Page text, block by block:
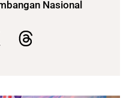
Nasional